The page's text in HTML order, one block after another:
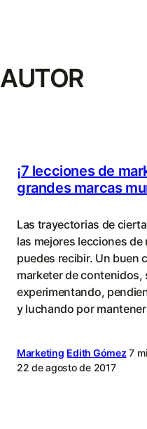
AUTOR
¡7 lecciones de
grandes marcas
Las trayectorias de
las mejores lecciones
puedes recibir. Un buen
marketer de contenidos,
experimentando,
y luchando por
Marketing Edith Gómez 7
22 de agosto de 2017